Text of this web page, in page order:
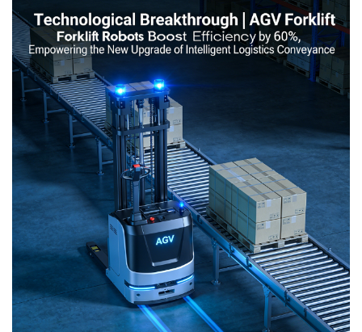
อย่างวัสดุ น้ำหนักบรรทุก และข้อกำหนดของรอกมีผลต่อความ
หนาที่เหมาะสมของคุณอย่างไร ขอคำแนะนำจากผู้เชี่ยวชาญ
ได้ทันที